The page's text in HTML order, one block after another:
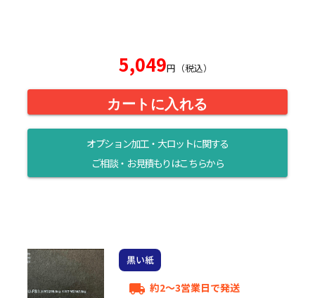
5,049円（税込）
カートに入れる
オプション加工・大ロットに関する
ご相談・お見積もりはこちらから
黒い紙
local_shipping 約2～3営業日で発送